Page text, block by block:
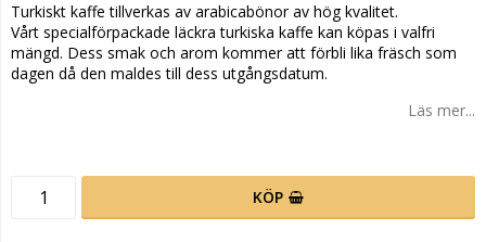
Turkiskt kaffe tillverkas av arabicabönor av hög kvalitet.
Vårt specialförpackade läckra turkiska kaffe kan köpas i valfri
mängd. Dess smak och arom kommer att förbli lika fräsch som
dagen då den maldes till dess utgångsdatum.
Läs mer...
KÖP